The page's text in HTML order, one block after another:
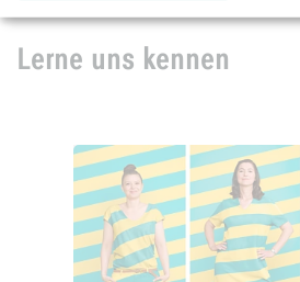
Lerne uns kennen